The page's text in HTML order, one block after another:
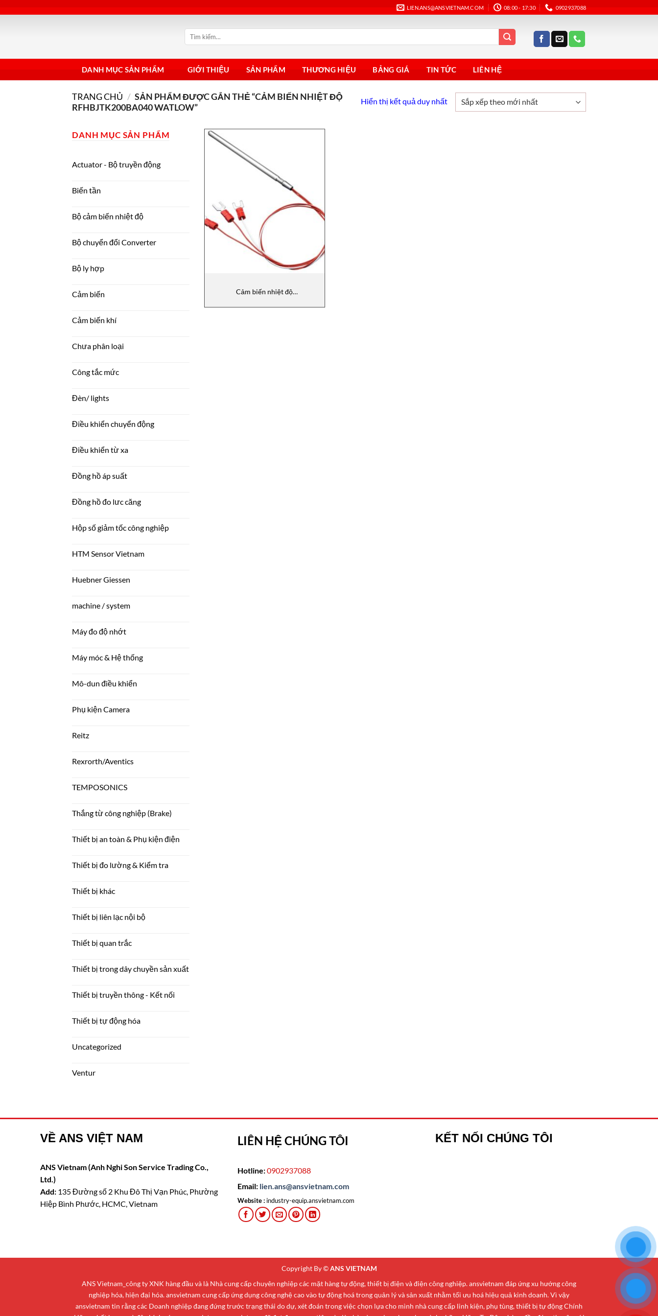
qua
LIEN.ANS@ANSVIETNAM.COM 08:00 - 17:30 0902937088
Tìm
kiếm:
DANH MỤC SẢN PHẨM GIỚI THIỆU SẢN PHẨM THƯƠNG HIỆU BẢNG GIÁ TIN TỨC LIÊN HỆ
TRANG CHỦ / SẢN PHẨM ĐƯỢC GẮN THẺ “CẢM BIẾN NHIỆT ĐỘ
RFHBJTK200BA040 WATLOW”
Hiển thị kết quả duy nhất
DANH MỤC SẢN PHẨM
Actuator - Bộ truyền động
Biến tần
Bộ cảm biến nhiệt độ
Bộ chuyển đổi Converter
Bộ ly hợp
Cảm biến
Cảm biến khí
Chưa phân loại
Công tắc mức
Đèn/ lights
Điều khiển chuyển động
Điều khiển từ xa
Đồng hồ áp suất
Đồng hồ đo lưc căng
Hộp số giảm tốc công nghiệp
HTM Sensor Vietnam
Huebner Giessen
machine / system
Máy đo độ nhớt
Máy móc & Hệ thống
Mô-dun điều khiển
Phụ kiện Camera
Reitz
Rexrorth/Aventics
TEMPOSONICS
Thắng từ công nghiệp (Brake)
Thiết bị an toàn & Phụ kiện điện
Thiết bị đo lường & Kiểm tra
Thiết bị khác
Thiết bị liên lạc nội bộ
Thiết bị quan trắc
Thiết bị trong dây chuyền sản xuất
Thiết bị truyền thông - Kết nối
Thiết bị tự động hóa
Uncategorized
Ventur
Cảm biến nhiệt độ
VỀ ANS VIỆT NAM
ANS Vietnam (Anh Nghi Son Service Trading Co.,
Ltd.)
Add: 135 Đường số 2 Khu Đô Thị Vạn Phúc, Phường
Hiệp Bình Phước, HCMC, Vietnam
LIÊN HỆ CHÚNG TÔI
Hotline:0902937088
Email: lien.ans@ansvietnam.com
Website : industry-equip.ansvietnam.com
KẾT NỐI CHÚNG TÔI
Copyright By ©ANS VIETNAM
ANS Vietnam_công ty XNK hàng đầu và là Nhà cung cấp chuyên nghiệp các mặt hàng tự động, thiết bị điện và điện công nghiệp. ansvietnam đáp ứng xu hướng công
nghiệp hóa, hiện đại hóa. ansvietnam cung cấp ứng dụng công nghệ cao vào tự động hoá trong quản lý và sản xuất nhằm tối ưu hoá hiệu quả kinh doanh. Vì vậy
ansvietnam tin rằng các Doanh nghiệp đang đứng trước trạng thái do dự, xét đoán trong việc chọn lựa cho mình nhà cung cấp linh kiện, phụ tùng, thiết bị tự động Chính